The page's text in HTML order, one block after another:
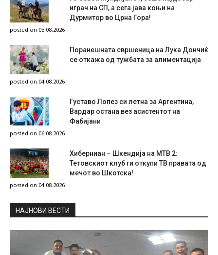
играч на СП, а сега јава коњи на
Дурмитор во Црна Гора!
posted on 03.08.2026
Поранешната свршеница на Лука Дончиќ
се откажа од тужбата за алиментација
posted on 04.08.2026
Густаво Лопез си летна за Аргентина,
Вардар остана вез асистентот на
Фабијани
posted on 06.08.2026
Хиберниан – Шкендија на МТВ 2:
Тетовскиот клуб ги откупи ТВ правата од
мечот во Шкотска!
posted on 04.08.2026
НAЈНОВИ ВЕСТИ